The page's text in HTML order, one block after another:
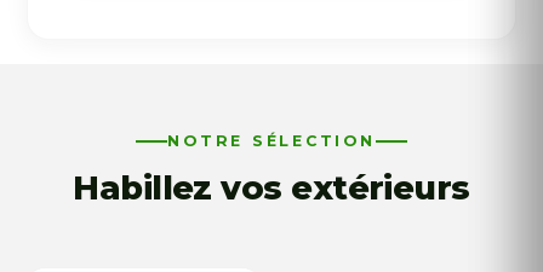
NOTRE SÉLECTION
Habillez vos extérieurs